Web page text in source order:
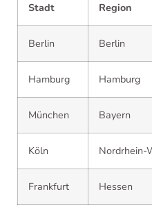
Stadt Region
Berlin Berlin
Hamburg Hamburg
München Bayern
Köln Nordrhein-
Frankfurt Hessen